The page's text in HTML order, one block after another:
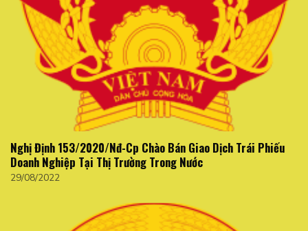
Nghị Định 153/2020/Nđ-Cp Chào Bán Giao Dịch Trái Phiếu
Doanh Nghiệp Tại Thị Trường Trong Nước
29/08/2022